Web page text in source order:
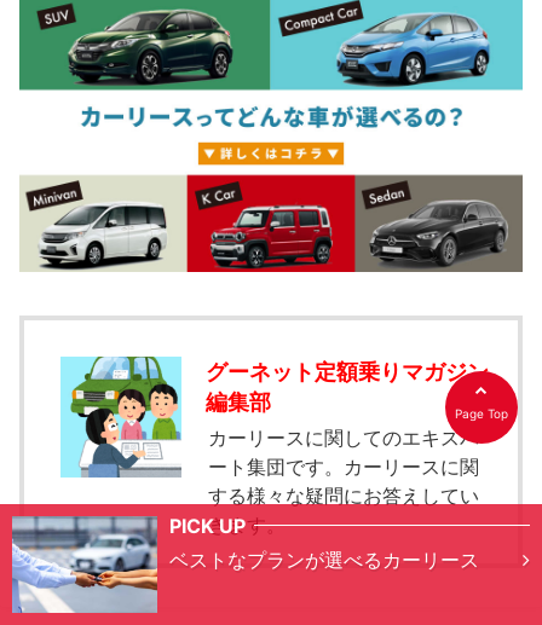
グーネット定額乗りマガジン
編集部
カーリースに関してのエキスパ
ート集団です。カーリースに関
する様々な疑問にお答えしてい
きます。
PICK UP
ベストなプランが選べるカーリース
Page Top